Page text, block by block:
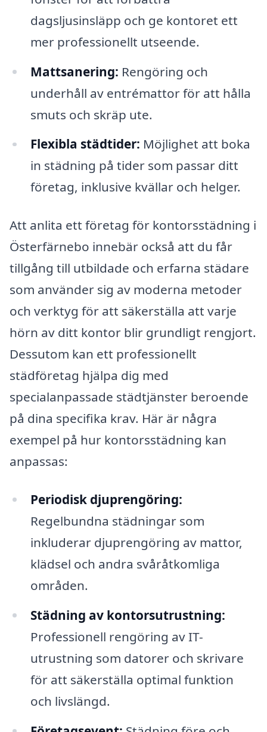
dagsljusinsläpp och ge kontoret ett
mer professionellt utseende.
Mattsanering: Rengöring och
underhåll av entrémattor för att hålla
smuts och skräp ute.
Flexibla städtider: Möjlighet att boka
in städning på tider som passar ditt
företag, inklusive kvällar och helger.
Att anlita ett företag för kontorsstädning i
Österfärnebo innebär också att du får
tillgång till utbildade och erfarna städare
som använder sig av moderna metoder
och verktyg för att säkerställa att varje
hörn av ditt kontor blir grundligt rengjort.
Dessutom kan ett professionellt
städföretag hjälpa dig med
specialanpassade städtjänster beroende
på dina specifika krav. Här är några
exempel på hur kontorsstädning kan
anpassas:
Periodisk djuprengöring:
Regelbundna städningar som
inkluderar djuprengöring av mattor,
klädsel och andra svåråtkomliga
områden.
Städning av kontorsutrustning:
Professionell rengöring av IT-
utrustning som datorer och skrivare
för att säkerställa optimal funktion
och livslängd.